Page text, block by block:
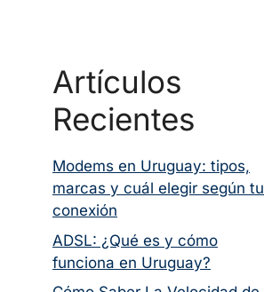
Artículos
Recientes
Modems en Uruguay: tipos,
marcas y cuál elegir según tu
conexión
ADSL: ¿Qué es y cómo
funciona en Uruguay?